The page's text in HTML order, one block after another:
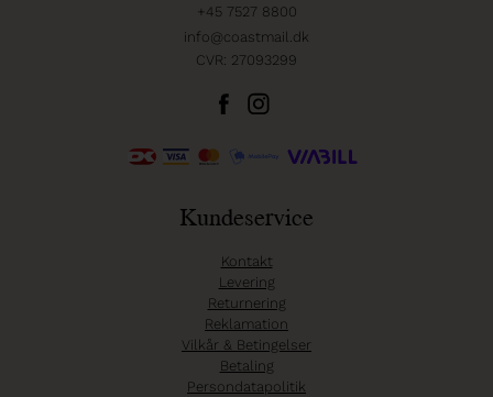
+45 7527 8800
info@coastmail.dk
CVR: 27093299
Kundeservice
Kontakt
Levering
Returnering
Reklamation
Vilkår & Betingelser
Betaling
Persondatapolitik